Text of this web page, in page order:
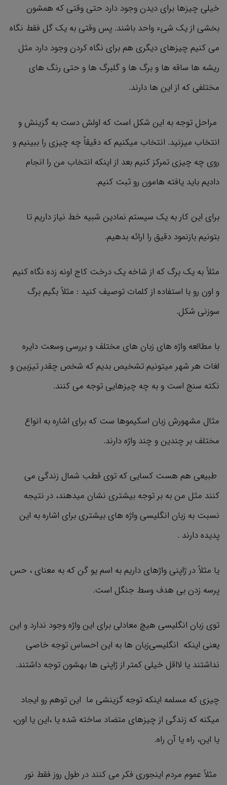
خیلی چیزها برای دیدن وجود دارد حتی وقتی که همشون
بخشی از یک شیء واحد باشند. پس وقتی به یک گل فقط نگاه
می کنیم چیزهای دیگری هم برای نگاه کردن وجود دارد مثل
ریشه ها ساقه ها و برگ ها و گلبرگ ها و حتی رنگ های
مختلفی که از این ها دارند.
مراحل توجه به این شکل است که اولش دست به گزینش و
انتخاب میزنید. انتخاب میکنیم که دقیقاً چه چیزی را ببینیم و
روی چه چیزی تمرکز کنیم بعد از اینکه انتخاب من را انجام
دادیم باید یافته هامون رو ثبت کنیم.
برای این کار به یک سیستم نمادین شبیه خط نیاز داریم تا
بتونیم بازنمود دقیق را ارائه بدهیم.
مثلاً به یک برگ که از شاخه یک درخت کاج اونه زده نگاه کنیم
و اون رو با استفاده از کلمات توصیف کنید : مثلاً بگیم برگ
سوزنی شکل.
با مطالعه واژه های زبان های مختلف و بررسی وسعت دایره
لغات هر شهر میتونیم تشخیص بدیم که شخص چقدر تیزبین و
نکته سنج است و به چه چیزهایی توجه می کنند.
مثال مشهورش زبان اسکیموها ست که برای اشاره به انواع
مختلف بر چندین و چند واژه دارند.
طبیعی هم هست کسایی که توی قطب شمال زندگی می
کنند مثل من به بر توجه بیشتری نشان میدهند، در نتیجه
نسبت به زبان انگلیسی واژه های بیشتری برای اشاره به این
پدیده دارند .
یا مثلاً در ژاپنی واژهای داریم به اسم یو گن که به معنای ، حس
پرسه زدن بی هدف وسط جنگل است.
توی زبان انگلیسی هیچ معادلی برای این واژه وجود ندارد و این
یعنی اینکه انگلیسی‌زبان ها به این احساس توجه خاصی
نداشتند یا لااقل خیلی کمتر از ژاپنی ها بهشون توجه داشتند.
چیزی که مسلمه اینکه توجه گزینشی ما این توهم رو ایجاد
میکنه که زندگی از چیزهای متضاد ساخته شده یا ،این یا اون،
یا این، راه یا آن راه.
مثلاً عموم مردم اینجوری فکر می کنند در طول روز فقط نور